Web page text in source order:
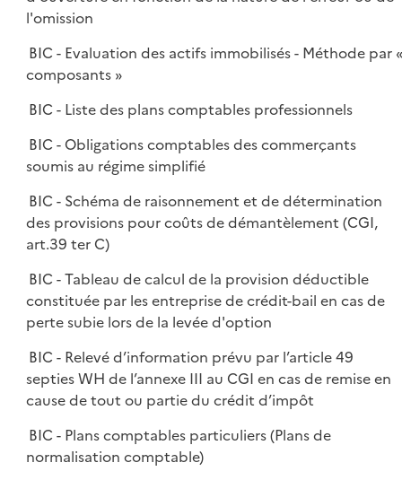
l'omission
BIC - Evaluation des actifs immobilisés - Méthode par
composants »
BIC - Liste des plans comptables professionnels
BIC - Obligations comptables des commerçants
soumis au régime simplifié
BIC - Schéma de raisonnement et de détermination
des provisions pour coûts de démantèlement (CGI,
art.39 ter C)
BIC - Tableau de calcul de la provision déductible
constituée par les entreprise de crédit-bail en cas de
perte subie lors de la levée d'option
BIC - Relevé d’information prévu par l’article 49
septies WH de l’annexe III au CGI en cas de remise en
cause de tout ou partie du crédit d’impôt
BIC - Plans comptables particuliers (Plans de
normalisation comptable)